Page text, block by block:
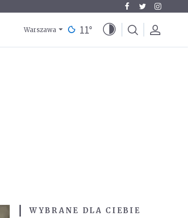
Warszawa 11°
WYBRANE DLA CIEBIE